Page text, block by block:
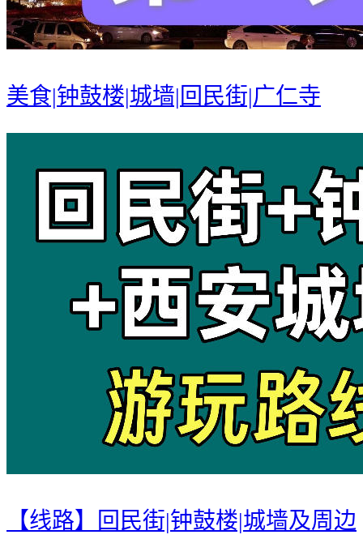
美食|钟鼓楼|城墙|回民街|广仁寺
【线路】回民街|钟鼓楼|城墙及周边